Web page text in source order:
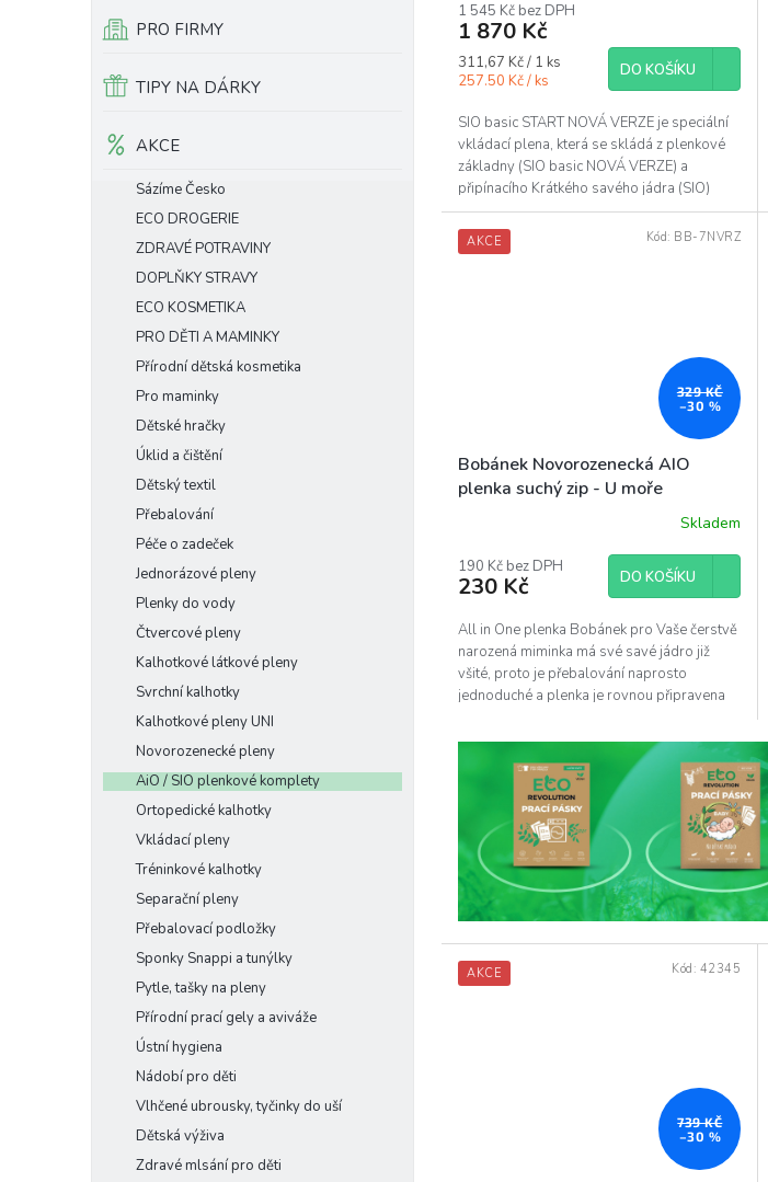
PRO FIRMY
TIPY NA DÁRKY
AKCE
Sázíme Česko
ECO DROGERIE
ZDRAVÉ POTRAVINY
DOPLŇKY STRAVY
ECO KOSMETIKA
PRO DĚTI A MAMINKY
Přírodní dětská kosmetika
Pro maminky
Dětské hračky
Úklid a čištění
Dětský textil
Přebalování
Péče o zadeček
Jednorázové pleny
Plenky do vody
Čtvercové pleny
Kalhotkové látkové pleny
Svrchní kalhotky
Kalhotkové pleny UNI
Novorozenecké pleny
AiO / SIO plenkové komplety
Ortopedické kalhotky
Vkládací pleny
Tréninkové kalhotky
Separační pleny
Přebalovací podložky
Sponky Snappi a tunýlky
Pytle, tašky na pleny
Přírodní prací gely a aviváže
Ústní hygiena
Nádobí pro děti
Vlhčené ubrousky, tyčinky do uší
Dětská výživa
Zdravé mlsání pro děti
produktu
je
5,0
z
hvězdiček.
1 545 Kč bez DPH
1 870 Kč
Měrná
cena:
311,67 Kč / 1 ks
257.50 Kč / ks
DO KOŠÍKU
SIO basic START NOVÁ VERZE je speciální
vkládací plena, která se skládá z plenkové
základny (SIO basic NOVÁ VERZE) a
připínacího Krátkého savého jádra (SIO)
NOVÁ VERZE.
AKCE
329 KČ
–30 %
Bobánek Novorozenecká AIO
plenka suchý zip - U moře
Skladem
190 Kč bez DPH
230 Kč DO KOŠÍKU
All in One plenka Bobánek pro Vaše čerstvě
narozená miminka má své savé jádro již
všité, proto je přebalování naprosto
jednoduché a plenka je rovnou připravena
Kód: BB-7NVRZ
AKCE
739 KČ
–30 %
Kód: 42345